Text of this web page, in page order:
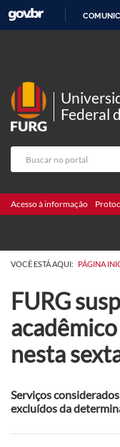
Federal
Acesso à informação
VOCÊ ESTÁ AQUI: PÁGINA
FURG
nesta
Serviços
excluídos da